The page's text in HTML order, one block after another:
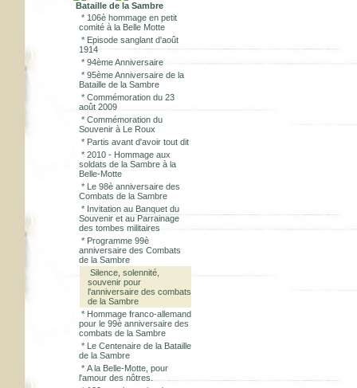
Bataille de la Sambre
* 106è hommage en petit
comité à la Belle Motte
* Episode sanglant d'août
1914
* 94ème Anniversaire
* 95ème Anniversaire de la
Bataille de la Sambre
* Commémoration du 23
août 2009
* Commémoration du
Souvenir à Le Roux
* Partis avant d'avoir tout dit
* 2010 - Hommage aux
soldats de la Sambre à la
Belle-Motte
* Le 98è anniversaire des
Combats de la Sambre
* Invitation au Banquet du
Souvenir et au Parrainage
des tombes militaires
* Programme 99è
anniversaire des Combats
de la Sambre
Silence, solennité,
souvenir pour
l'anniversaire des combats
de la Sambre
* Hommage franco-allemand
pour le 99è anniversaire des
combats de la Sambre
* Le Centenaire de la Bataille
de la Sambre
* A la Belle-Motte, pour
l'amour des nôtres.